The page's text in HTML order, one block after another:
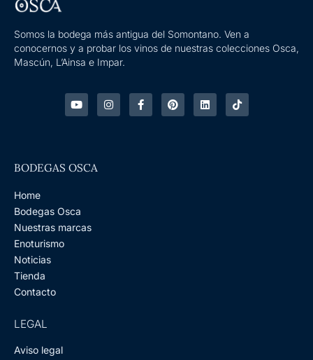
Somos la bodega más antigua del Somontano. Ven a
conocernos y a probar los vinos de nuestras colecciones Osca,
Mascún, L’Ainsa e Impar.
Y
o
u
e
I
n
s
F
a
c
P
i
n
L
i
n
T
i
k
BODEGAS OSCA
Home
Bodegas Osca
Nuestras marcas
Enoturismo
Noticias
Tienda
Contacto
LEGAL
Aviso legal